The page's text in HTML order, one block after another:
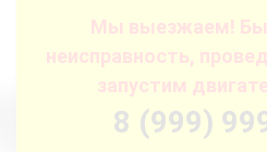
Мы выезжаем!
неисправность,
запустим
8 (999)